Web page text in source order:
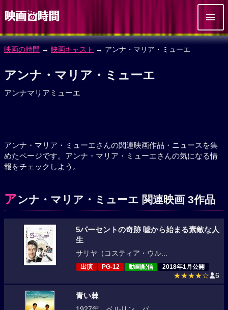
映画の時間 → 映画キャスト → アンナ・マリア・ミューエ
アンナ・マリア・ミューエ
アンナマリアミューエ
アンナ・マリア・ミューエさんの関連映画作品・ニュースを集
めたページです。アンナ・マリア・ミューエさんの気になる情
報をチェックしよう。
アンナ・マリア・ミューエ 関連映画 3作品
5パーセントの奇跡 嘘から始まる素敵な人
生
サリヤ（コスティア・ウル...
出演 PG-12 動画配信 2018年1月公開
★★★★☆ 6
青い棘